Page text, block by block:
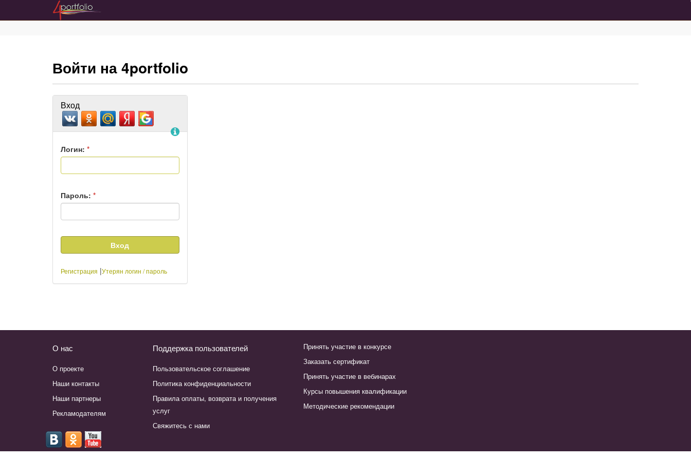
Войти на 4portfolio
Вход
Помощь
Логин: *
Пароль: *
Регистрация |Утерян логин / пароль
О нас
О проекте
Наши контакты
Наши партнеры
Рекламодателям
Поддержка пользователей
Пользовательское соглашение
Политика конфиденциальности
Правила оплаты, возврата и получения
услуг
Свяжитесь с нами
Принять участие в конкурсе
Заказать сертификат
Принять участие в вебинарах
Курсы повышения квалификации
Методические рекомендации